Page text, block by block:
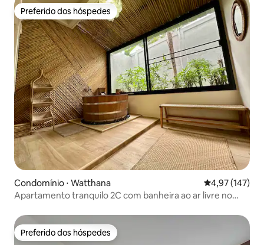
Preferido dos hóspedes
Preferido dos hóspedes
Condomínio ⋅ Watthana 4,97 de uma
4,97 (147)
Apartamento tranquilo 2C com banheira ao ar livre no
Preferido dos hóspedes
Preferido dos hóspedes